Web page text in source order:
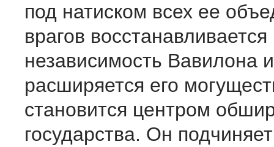
под натиском всех ее
врагов восстанавливается
независимость Вавилона и
расширяется его
становится центром
государства. Он